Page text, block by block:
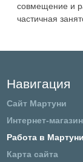
совмещение и
частичная
Навигация
Сайт Мартуни
Интернет-
Работа в Мартуни
Карта сайта